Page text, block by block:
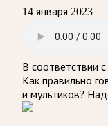
14 января 2023
В соответствии
Как правильно
и мультиков?